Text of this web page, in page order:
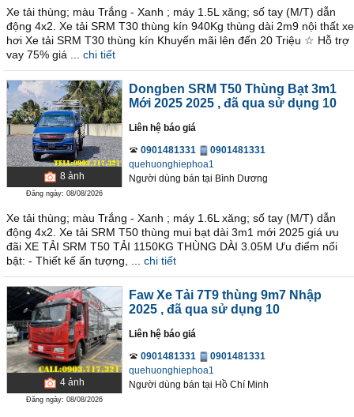
Xe tải thùng; màu Trắng - Xanh ; máy 1.5L xăng; số tay (M/T) dẫn
động 4x2. Xe tải SRM T30 thùng kín 940Kg thùng dài 2m9 nội thất xe
hơi Xe tải SRM T30 thùng kín Khuyến mãi lên đến 20 Triệu ☆ Hỗ trợ
vay 75% giá ...
chi tiết
8 ảnh
Đăng ngày: 08/08/2026
Dongben SRM T50 Thùng Bạt 3m1
Mới 2025 2025 , đã qua sử dụng 10
Liên hệ báo giá
0901481331
0901481331
quehuonghiephoa1
Người dùng bán tại Bình Dương
Xe tải thùng; màu Trắng - Xanh ; máy 1.6L xăng; số tay (M/T) dẫn
động 4x2. Xe tải SRM T50 thùng mui bạt dài 3m1 mới 2025 giá ưu
đãi XE TẢI SRM T50 TẢI 1150KG THÙNG DÀI 3.05M Ưu điểm nổi
bật: - Thiết kế ấn tượng, ...
chi tiết
4 ảnh
Đăng ngày: 08/08/2026
Faw Xe Tải 7T9 thùng 9m7 Nhập
2025 , đã qua sử dụng 10
Liên hệ báo giá
0901481331
0901481331
quehuonghiephoa1
Người dùng bán tại Hồ Chí Minh